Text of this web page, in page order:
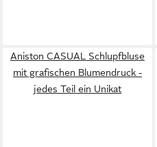
Aniston CASUAL Schlupfbluse
mit grafischen Blumendruck -
jedes Teil ein Unikat